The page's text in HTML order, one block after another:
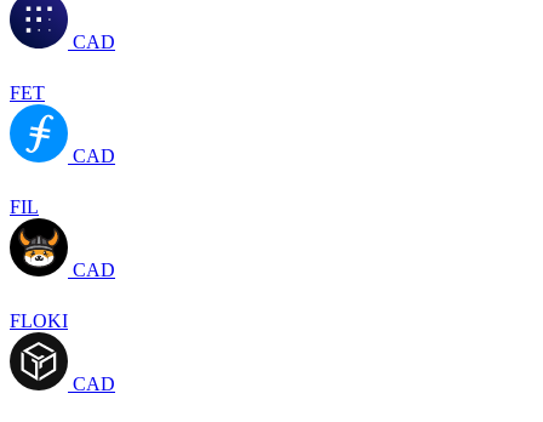
CAD
FET
CAD
FIL
CAD
FLOKI
CAD